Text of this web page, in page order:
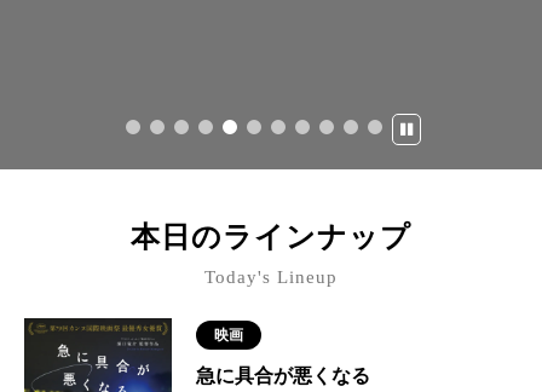
本日のラインナップ
Today's Lineup
映画
急に具合が悪くなる